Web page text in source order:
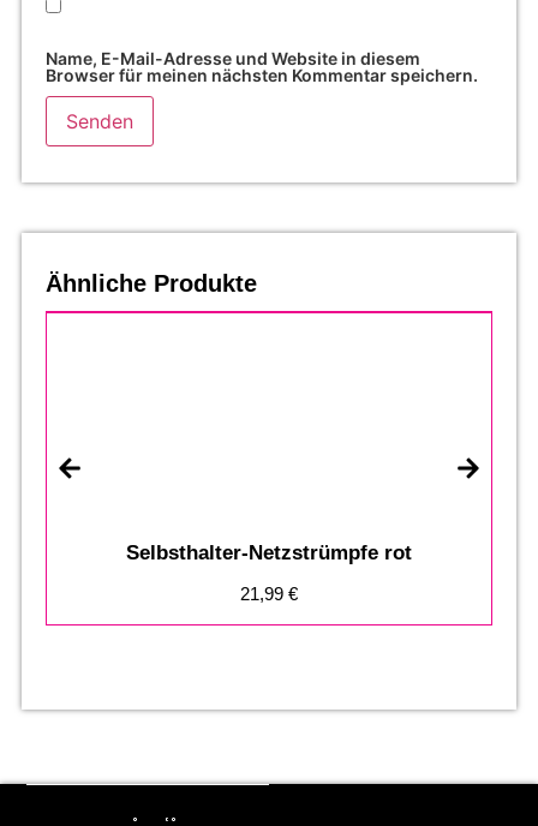
Name, E-Mail-Adresse und Website in diesem
Browser für meinen nächsten Kommentar speichern.
Ähnliche Produkte
Selbsthalter-Netzstrümpfe rot
21,99 €